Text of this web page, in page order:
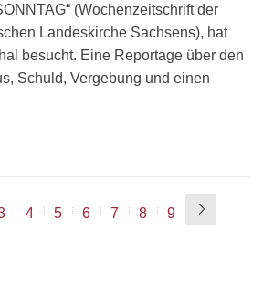
(Wochenzeitschrift der
Landeskirche Sachsens), hat
besucht. Eine Reportage über den
Schuld, Vergebung und einen
4 5 6 7 8 9